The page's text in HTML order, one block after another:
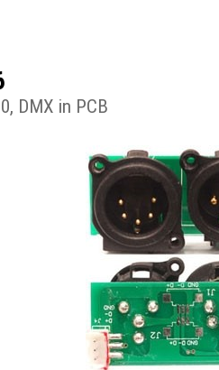
DMX in PCB